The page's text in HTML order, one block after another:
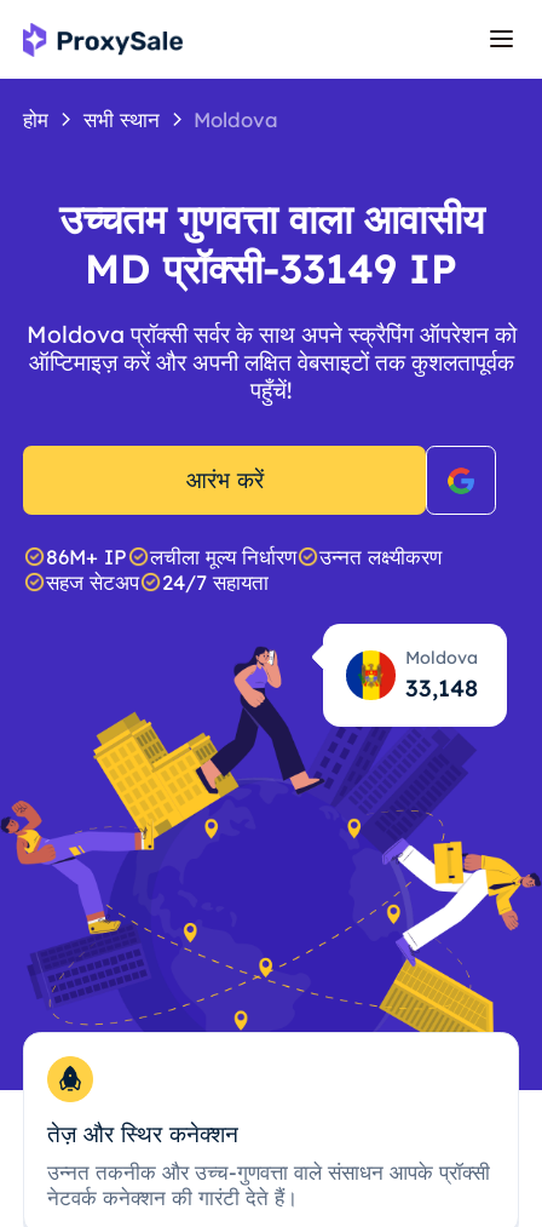
होम सभी स्थान Moldova
उच्चतम गुणवत्ता वाला आवासीय
MD प्रॉक्सी-33149 IP
Moldova प्रॉक्सी सर्वर के साथ अपने स्क्रैपिंग ऑपरेशन को
ऑप्टिमाइज़ करें और अपनी लक्षित वेबसाइटों तक कुशलतापूर्वक
पहुँचें!
आरंभ करें
86M+ IP लचीला मूल्य निर्धारण
उन्नत लक्ष्यीकरण
सहज सेटअप
24/7 सहायता
Moldova
33,149
तेज़ और स्थिर कनेक्शन
उन्नत तकनीक और उच्च-गुणवत्ता वाले संसाधन आपके प्रॉक्सी
नेटवर्क कनेक्शन की गारंटी देते हैं।